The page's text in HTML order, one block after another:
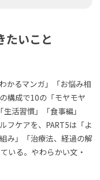
たいこと
かるマンガ」「お悩み相
構成で10の「モヤモヤ
活習慣」「食事編」
フケアを、PART5は「よ
み」「治療法、経過の解
いる。やわらかい文・